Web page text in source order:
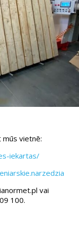
mūs vietnē:
iekartas/
vai
100.